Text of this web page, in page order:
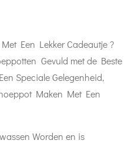
Een Lekker Cadeautje ?
Gevuld met de Beste
Speciale Gelegenheid,
Maken Met Een
Worden en is